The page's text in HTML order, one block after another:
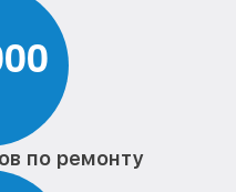
00
по ремонту